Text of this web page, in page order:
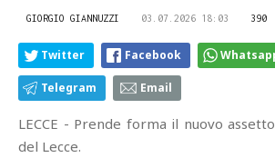
GIORGIO GIANNUZZI 03.07.2026 18:03 390
Twitter Facebook
Telegram Email
LECCE - Prende forma il nuovo
del Lecce.